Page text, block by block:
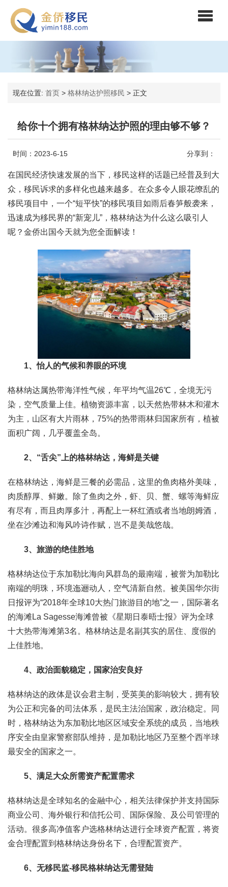
现在位置: 首页 > 格林纳达护照移民 > 正文
给你十个拥有格林纳达护照的理由够不够？
时间：2023-6-15 分享到：
在国民经济快速发展的当下，移民这样的话题已经普及到大
众，移民诉求的多样化也越来越多。在众多令人眼花缭乱的
移民项目中，一个“短平快”的移民项目如雨后春笋般袭来，
迅速成为移民界的“新宠儿”，格林纳达为什么这么吸引人
呢？金侨出国今天就为您全面解读！
1、怡人的气候和养眼的环境
格林纳达属热带海洋性气候，年平均气温26℃，全境无污
染，空气质量上佳。植物资源丰富，以天然热带林木和灌木
为主，山区有大片雨林，75%的热带雨林归国家所有，植被
面积广阔，几乎覆盖全岛。
2、“舌尖”上的格林纳达，海鲜是关键
在格林纳达，海鲜是三餐的必需品，这里的鱼肉格外美味，
肉质醇厚、鲜嫩。除了鱼肉之外，虾、贝、蟹、螺等海鲜应
有尽有，而且肉厚多汁，再配上一杯红酒或者当地朗姆酒，
坐在沙滩边和海风吟诗作赋，岂不是美哉悠哉。
3、旅游的绝佳胜地
格林纳达位于东加勒比海向风群岛的最南端，被誉为加勒比
南端的明珠，环境迤逦动人，空气清新自然。被美国华尔街
日报评为“2018年全球10大热门旅游目的地”之一，国际著名
的海滩La Sagesse海滩曾被《星期日泰晤士报》评为全球
十大热带海滩第3名。格林纳达是名副其实的居住、度假的
上佳胜地。
4、政治面貌稳定，国家治安良好
格林纳达的政体是议会君主制，受英美的影响较大，拥有较
为公正和完备的司法体系，是民主法治国家，政治稳定。同
时，格林纳达为东加勒比地区区域安全系统的成员，当地秩
序安全由皇家警察部队维持，是加勒比地区乃至整个西半球
最安全的国家之一。
5、满足大众所需资产配置需求
格林纳达是全球知名的金融中心，相关法律保护并支持国际
商业公司、海外银行和信托公司、国际保险、及公司管理的
活动。很多高净值客户选格林纳达进行全球资产配置，将资
金合理配置到格林纳达身份名下，合理配置资产。
6、无移民监-移民格林纳达无需登陆